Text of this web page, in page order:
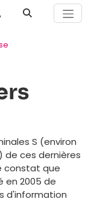
S (environ
de ces dernières
constat que
en 2005 de
d'information